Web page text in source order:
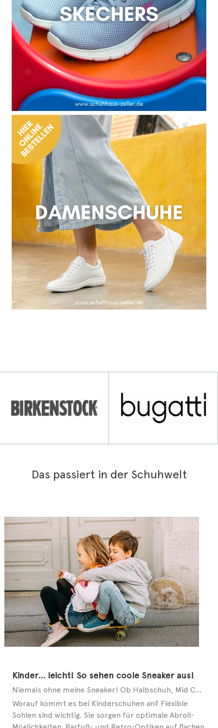
Das passiert in der Schuhwelt
Kinder… leicht! So sehen coole Sneaker aus!
Niemals ohne meine Sneaker! Ob Halbschuh, Mid Cut oder Slip-on – auch bei modebewussten Kids geht ...
Worauf kommt es bei Kinderschuhen an? Flexible
Sohlen sind wichtig. Sie sorgen für optimale Abroll-